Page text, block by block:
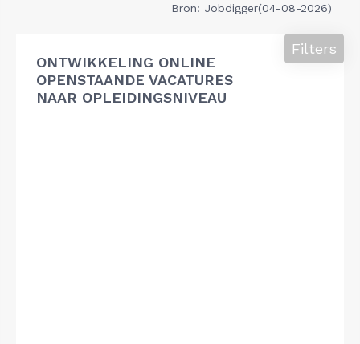
Bron: Jobdigger(04-08-2026)
ONTWIKKELING ONLINE
OPENSTAANDE VACATURES
NAAR OPLEIDINGSNIVEAU
Filters